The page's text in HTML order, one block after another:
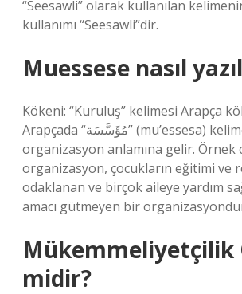
“Seesawli” olarak kullanılan
kullanımı “Seesawli”dir.
Muessese nasıl
Kökeni: “Kuruluş” kelimesi Arapça
Arapçada “مُؤَسَّسَة” (mu’essesa) kelimesi kurum veya
organizasyon anlamına gelir. Örnek
organizasyon, çocukların eğitimi ve
odaklanan ve birçok aileye yardım
amacı gütmeyen bir
Mükemmeliyetçilik
midir?